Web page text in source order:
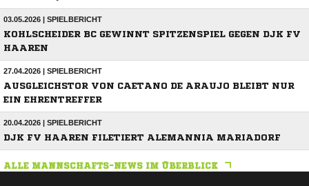
03.05.2026 | SPIELBERICHT
KOHLSCHEIDER BC GEWINNT SPITZENSPIEL GEGEN DJK FV
HAAREN
27.04.2026 | SPIELBERICHT
AUSGLEICHSTOR VON CAETANO DE ARAUJO BLEIBT NUR
EIN EHRENTREFFER
20.04.2026 | SPIELBERICHT
DJK FV HAAREN FILETIERT ALEMANNIA MARIADORF
ALLE MANNSCHAFTS-NEWS IM ÜBERBLICK